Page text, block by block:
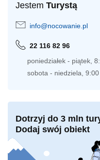
Jestem Turystą
info@nocowanie.pl
22 116 82 96
poniedziałek - piątek,
sobota - niedziela,
Dotrzyj do 3 mln
Dodaj swój obiekt